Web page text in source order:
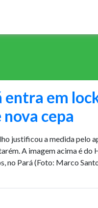
entra em
cepa
justificou a medida pelo
A imagem acima é do
no Pará (Foto: Marco